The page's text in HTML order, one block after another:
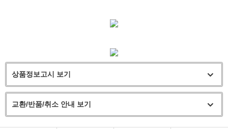
상품정보고시 보기
교환/반품/취소 안내 보기